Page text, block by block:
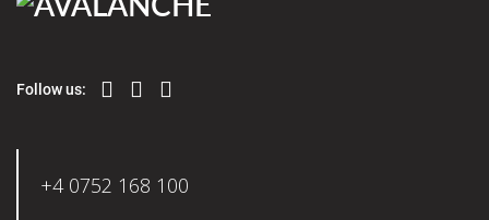
Follow us:
+4 0752 168 100